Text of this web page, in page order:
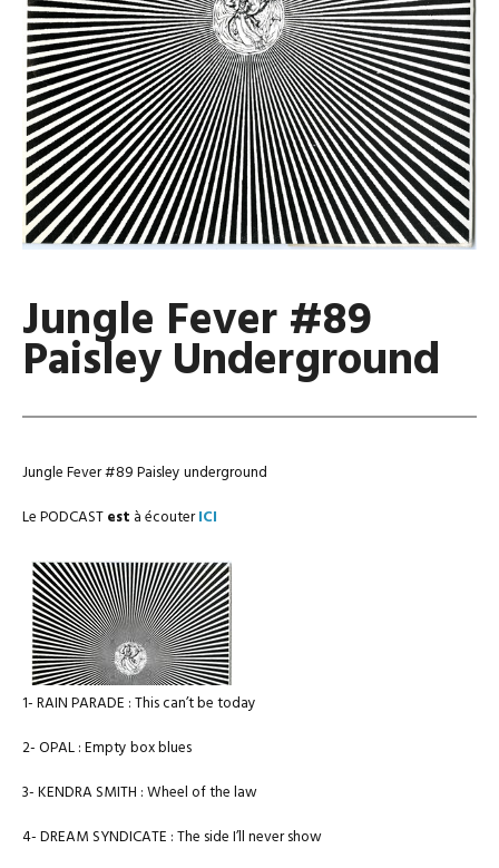
Jungle Fever #89
Paisley Underground
Jungle Fever #89 Paisley underground
Le PODCASTest à écouterICI
1- RAIN PARADE : This can’t be today
2- OPAL : Empty box blues
3- KENDRA SMITH : Wheel of the law
4- DREAM SYNDICATE : The side I’ll never show